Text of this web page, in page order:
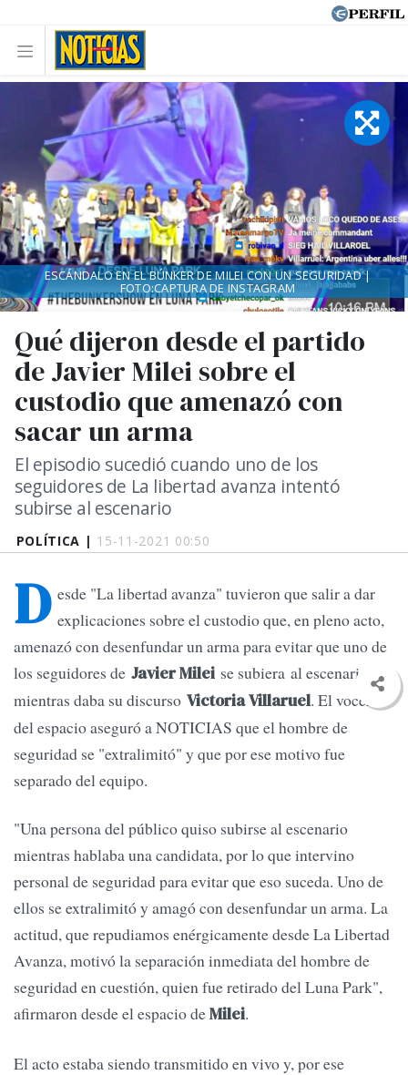
POLÍTICA | 15-11-2021 00:50
Qué dijeron desde el partido
de Javier Milei sobre el
custodio que amenazó con
sacar un arma
El episodio sucedió cuando uno de los
seguidores de La libertad avanza intentó
subirse al escenario
ESCÁNDALO EN EL BÚNKER DE MILEI CON UN SEGURIDAD |
FOTO:CAPTURA DE INSTAGRAM
D esde "La libertad avanza" tuvieron que salir a dar
explicaciones sobre el custodio que, en pleno acto,
amenazó con desenfundar un arma para evitar que uno de
los seguidores de Javier Milei se subiera al escenario
mientras daba su discurso Victoria Villaruel. El vocero
del espacio aseguró a NOTICIAS que el hombre de
seguridad se "extralimitó" y que por ese motivo fue
separado del equipo.
"Una persona del público quiso subirse al escenario
mientras hablaba una candidata, por lo que intervino
personal de seguridad para evitar que eso suceda. Uno de
ellos se extralimitó y amagó con desenfundar un arma. La
actitud, que repudiamos enérgicamente desde La Libertad
Avanza, motivó la separación inmediata del hombre de
seguridad en cuestión, quien fue retirado del Luna Park",
afirmaron desde el espacio deMilei.
El acto estaba siendo transmitido en vivo y, por ese